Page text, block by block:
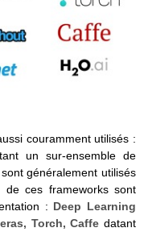
couramment utilisés :
un sur-ensemble de
généralement utilisés
de ces frameworks sont
: Deep Learning
Torch, Caffe datant